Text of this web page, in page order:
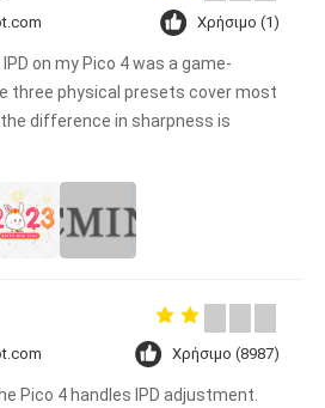
Χρήσιμο (1)
on my Pico 4 was a game-
three physical presets cover most
difference in sharpness is
Χρήσιμο (8987)
Pico 4 handles IPD adjustment.